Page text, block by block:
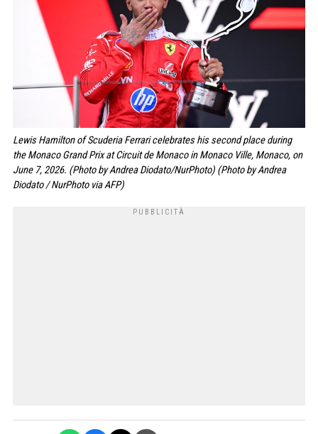
Lewis Hamilton of Scuderia Ferrari celebrates his second place during
the Monaco Grand Prix at Circuit de Monaco in Monaco Ville, Monaco, on
June 7, 2026. (Photo by Andrea Diodato/NurPhoto) (Photo by Andrea
Diodato / NurPhoto via AFP)